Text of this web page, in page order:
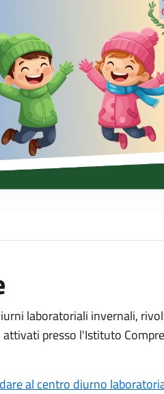
laboratoriali invernali,
presso l'Istituto
al centro diurno